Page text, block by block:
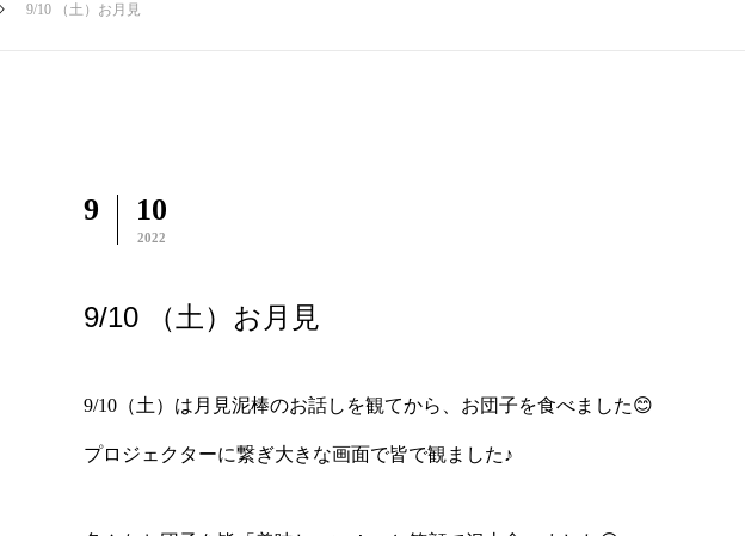
9/10 （土）お月見
9 10
2022
9/10 （土）お月見
9/10（土）は月見泥棒のお話しを観てから、お団子を食べました😊
プロジェクターに繋ぎ大きな画面で皆で観ました♪